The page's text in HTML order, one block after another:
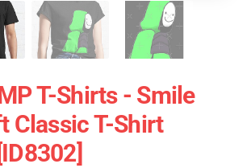
T-Shirts - Smile
Classic T-Shirt